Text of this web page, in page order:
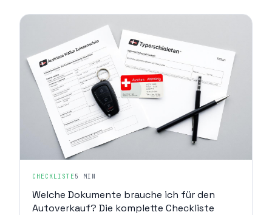
CHECKLISTE5 MIN
Welche Dokumente brauche ich für den
Autoverkauf? Die komplette Checkliste